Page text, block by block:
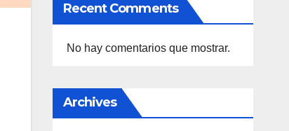
Recent Comments
No hay comentarios que mostrar.
Archives